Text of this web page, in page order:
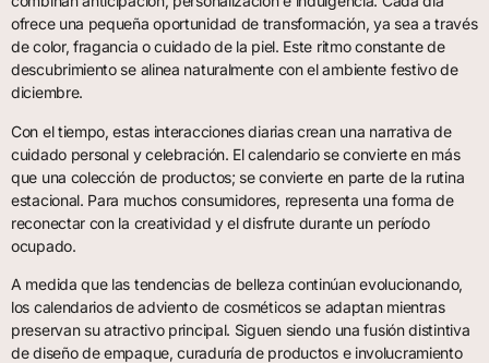
ofrece una pequeña oportunidad de transformación, ya sea a través
de color, fragancia o cuidado de la piel. Este ritmo constante de
descubrimiento se alinea naturalmente con el ambiente festivo de
diciembre.
Con el tiempo, estas interacciones diarias crean una narrativa de
cuidado personal y celebración. El calendario se convierte en más
que una colección de productos; se convierte en parte de la rutina
estacional. Para muchos consumidores, representa una forma de
reconectar con la creatividad y el disfrute durante un período
ocupado.
A medida que las tendencias de belleza continúan evolucionando,
los calendarios de adviento de cosméticos se adaptan mientras
preservan su atractivo principal. Siguen siendo una fusión distintiva
de diseño de empaque, curaduría de productos e involucramiento